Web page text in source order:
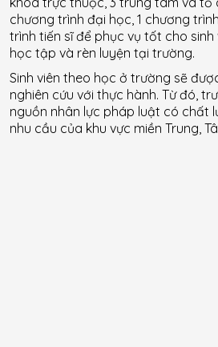
chương trình đại học, 1 chương
trình tiến sĩ để phục vụ tốt cho
học tập và rèn luyện tại trường.
Sinh viên theo học ở trường sẽ
nghiên cứu với thực hành. Từ đó,
nguồn nhân lực pháp luật có chất
nhu cầu của khu vực miền Trung,